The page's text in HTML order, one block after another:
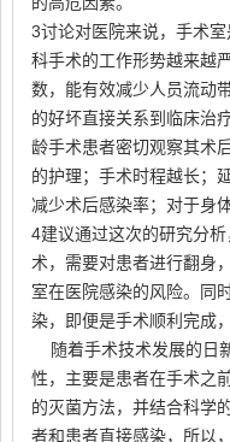
3讨论对医院来说，手术
科手术的工作形势越来越
数，能有效减少人员流动
的好坏直接关系到临床治
龄手术患者密切观察其术
的护理；手术时程越长；
减少术后感染率；对于身
4建议通过这次的研究分
术，需要对患者进行翻身
室在医院感染的风险。同
染，即便是手术顺利完成
随着手术技术发展的日
性，主要是患者在手术之
的灭菌方法，并结合科学
者和患者直接感染，所以